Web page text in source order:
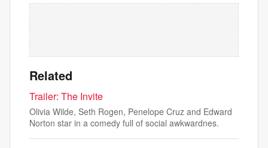
Related
Trailer: The Invite
Olivia Wilde, Seth Rogen, Penelope Cruz and Edward
Norton star in a comedy full of social awkwardnes.